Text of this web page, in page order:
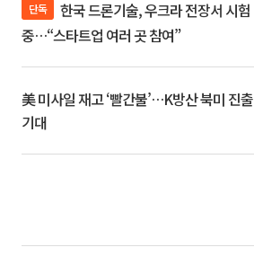
단독
중…“스타트업 여러 곳 참여”
美 미사일 재고 ‘빨간불’…K방산 북미 진출
기대